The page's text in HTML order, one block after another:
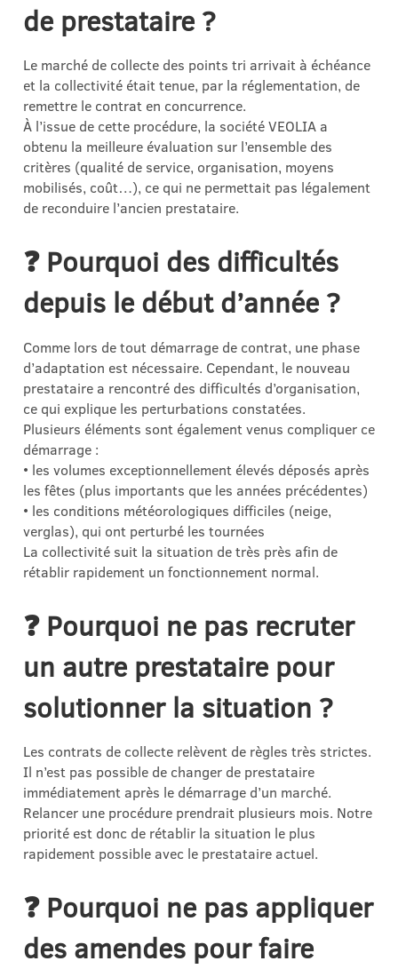
de prestataire ?
Le marché de collecte des points tri arrivait à échéance
et la collectivité était tenue, par la réglementation, de
remettre le contrat en concurrence.
À l’issue de cette procédure, la société VEOLIA a
obtenu la meilleure évaluation sur l’ensemble des
critères (qualité de service, organisation, moyens
mobilisés, coût…), ce qui ne permettait pas légalement
de reconduire l’ancien prestataire.
❓ Pourquoi des difficultés
depuis le début d’année ?
Comme lors de tout démarrage de contrat, une phase
d’adaptation est nécessaire. Cependant, le nouveau
prestataire a rencontré des difficultés d’organisation,
ce qui explique les perturbations constatées.
Plusieurs éléments sont également venus compliquer ce
démarrage :
• les volumes exceptionnellement élevés déposés après
les fêtes (plus importants que les années précédentes)
• les conditions météorologiques difficiles (neige,
verglas), qui ont perturbé les tournées
La collectivité suit la situation de très près afin de
rétablir rapidement un fonctionnement normal.
❓ Pourquoi ne pas recruter
un autre prestataire pour
solutionner la situation ?
Les contrats de collecte relèvent de règles très strictes.
Il n’est pas possible de changer de prestataire
immédiatement après le démarrage d’un marché.
Relancer une procédure prendrait plusieurs mois. Notre
priorité est donc de rétablir la situation le plus
rapidement possible avec le prestataire actuel.
❓ Pourquoi ne pas appliquer
des amendes pour faire